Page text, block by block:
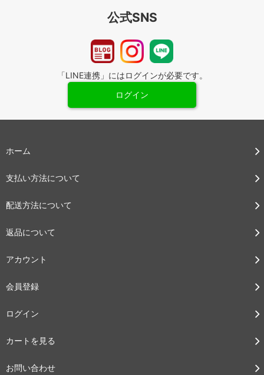
公式SNS
「LINE連携」にはログインが必要です。
ログイン
ホーム
支払い方法について
配送方法について
返品について
アカウント
会員登録
ログイン
カートを見る
お問い合わせ